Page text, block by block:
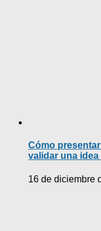
Cómo
validar una
16 de diciembre